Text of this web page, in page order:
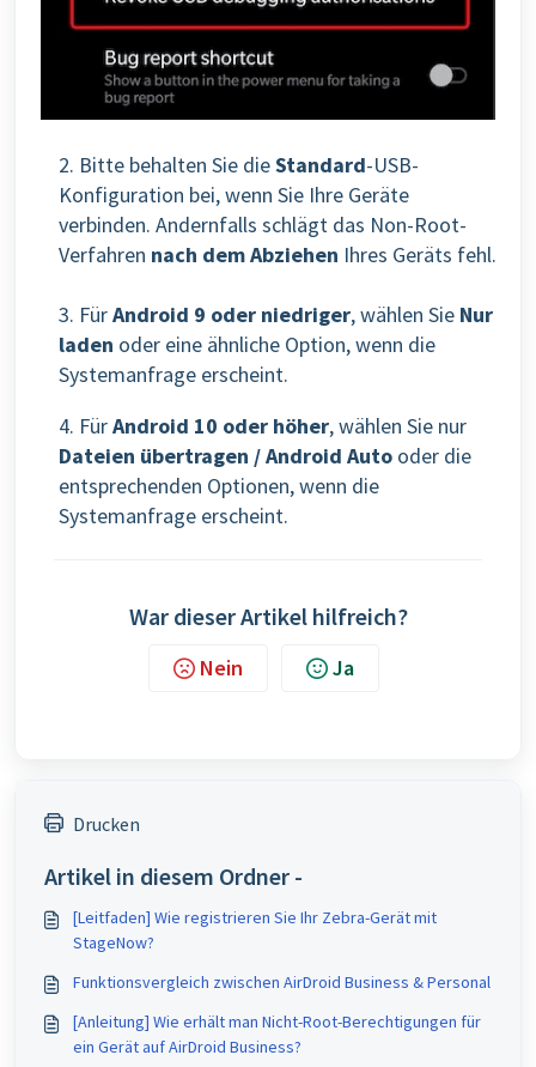
2. Bitte behalten Sie dieStandard-USB-
Konfiguration bei, wenn Sie Ihre Geräte
verbinden. Andernfalls schlägt das Non-Root-
Verfahren nach dem Abziehen Ihres Geräts fehl.
3. FürAndroid 9 oder niedriger, wählen Sie Nur
laden oder eine ähnliche Option, wenn die
Systemanfrage erscheint.
4. FürAndroid 10 oder höher, wählen Sie nur
Dateien übertragen / Android Auto oder die
entsprechenden Optionen, wenn die
Systemanfrage erscheint.
War dieser Artikel hilfreich?
Nein Ja
Drucken
Artikel in diesem Ordner -
[Leitfaden] Wie registrieren Sie Ihr Zebra-Gerät mit
StageNow?
Funktionsvergleich zwischen AirDroid Business & Personal
[Anleitung] Wie erhält man Nicht-Root-Berechtigungen für
ein Gerät auf AirDroid Business?